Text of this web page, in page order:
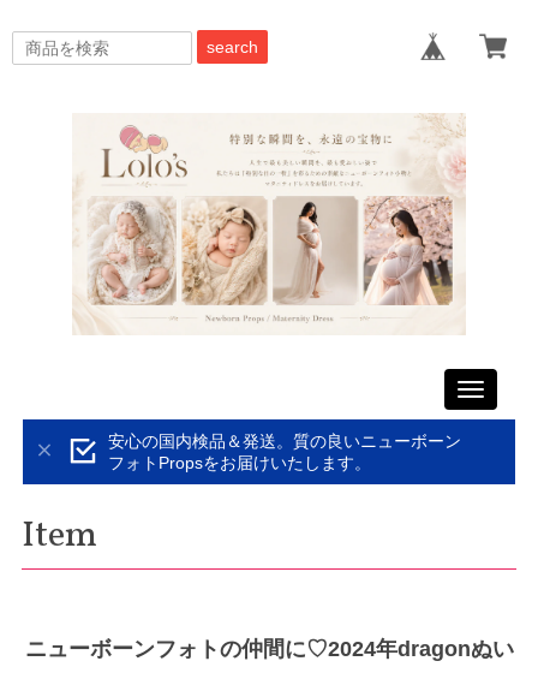
search
Toggle
安心の国内検品＆発送。質の良いニューボーン
フォトPropsをお届けいたします。
Item
ニューボーンフォトの仲間に♡2024年dragonぬい